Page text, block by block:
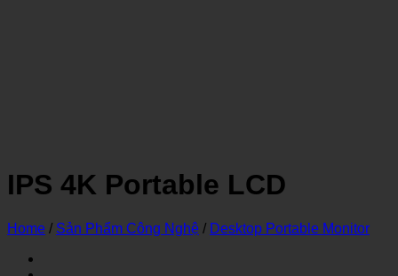
IPS 4K Portable LCD
Home / Sản Phẩm Công Nghệ / Desktop Portable Monitor